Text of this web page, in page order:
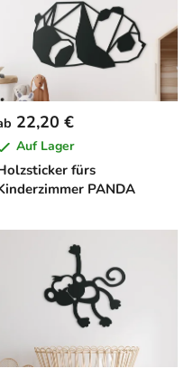
fürs
PANDA
22,20 €
Auf Lager